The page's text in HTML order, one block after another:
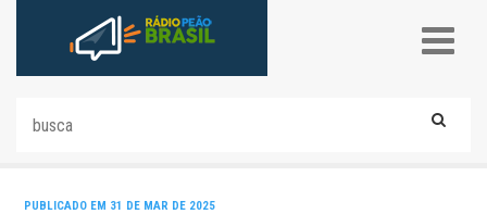
PUBLICADO EM 31 DE MAR DE 2025